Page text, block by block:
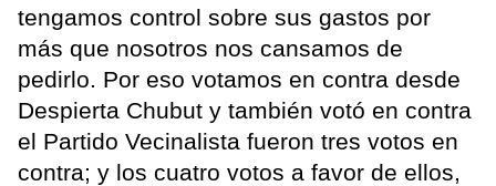
tengamos control sobre sus gastos por
más que nosotros nos cansamos de
pedirlo. Por eso votamos en contra desde
Despierta Chubut y también votó en contra
el Partido Vecinalista fueron tres votos en
contra; y los cuatro votos a favor de ellos,